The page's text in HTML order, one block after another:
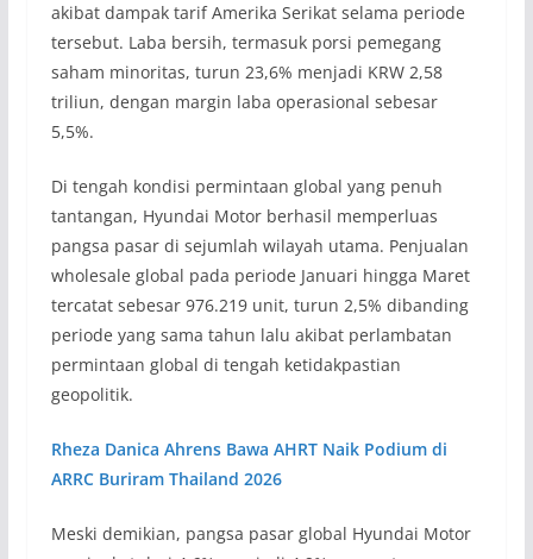
akibat dampak tarif Amerika Serikat selama periode
tersebut. Laba bersih, termasuk porsi pemegang
saham minoritas, turun 23,6% menjadi KRW 2,58
triliun, dengan margin laba operasional sebesar
5,5%.
Di tengah kondisi permintaan global yang penuh
tantangan, Hyundai Motor berhasil memperluas
pangsa pasar di sejumlah wilayah utama. Penjualan
wholesale global pada periode Januari hingga Maret
tercatat sebesar 976.219 unit, turun 2,5% dibanding
periode yang sama tahun lalu akibat perlambatan
permintaan global di tengah ketidakpastian
geopolitik.
Rheza Danica Ahrens Bawa AHRT Naik Podium di
ARRC Buriram Thailand 2026
Meski demikian, pangsa pasar global Hyundai Motor